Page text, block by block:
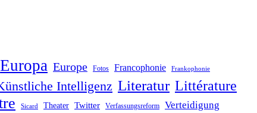
Europa Europe Fotos Francophonie Frankophonie
Intelligenz Literatur Littérature
Sicard Theater Twitter Verfassungsreform Verteidigung